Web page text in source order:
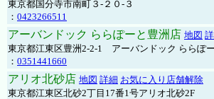
東京都国分寺市南町３-２０-３
： 0423266511
アーバンドック ららぽーと豊洲店 地図
東京都江東区豊洲2-2-1 アーバンドック ららぽ
： 0351441660
アリオ北砂店 地図 詳細 お気に入り店舗解除
東京都江東区北砂2丁目17番1号アリオ北砂2F